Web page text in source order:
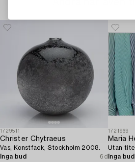
1729511
Christer Chytraeus
Vas, Konstfack, Stockholm 2008.
Inga bud
6d
1721969
Maria
Utan titel.
Inga bud